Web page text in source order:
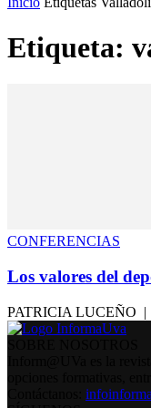
Etiqueta:
CONFERENCIAS
Los valores del
PATRICIA LUCEÑO |